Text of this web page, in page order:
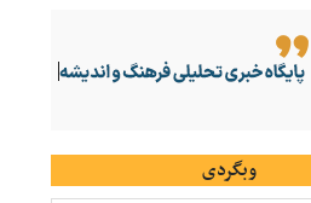
وبگردی